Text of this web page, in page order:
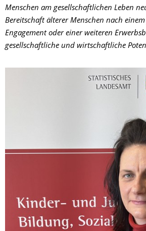
Menschen am gesellschaftlichen Leben
Bereitschaft älterer Menschen nach
Engagement oder einer weiteren
gesellschaftliche und wirtschaftliche